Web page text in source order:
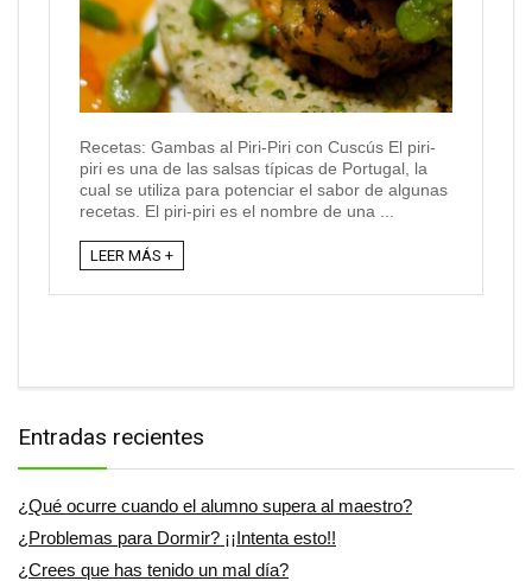
Recetas: Gambas al Piri-Piri con Cuscús El piri-
piri es una de las salsas típicas de Portugal, la
cual se utiliza para potenciar el sabor de algunas
recetas. El piri-piri es el nombre de una ...
LEER MÁS +
Entradas recientes
¿Qué ocurre cuando el alumno supera al maestro?
¿Problemas para Dormir? ¡¡Intenta esto!!
¿Crees que has tenido un mal día?